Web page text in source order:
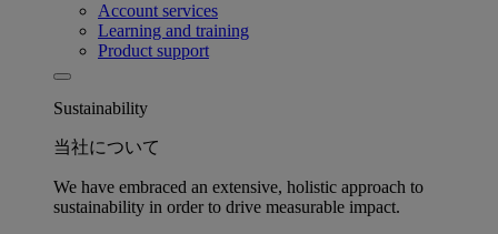
Account services
Learning and training
Product support
Sustainability
当社について
We have embraced an extensive, holistic approach to
sustainability in order to drive measurable impact.